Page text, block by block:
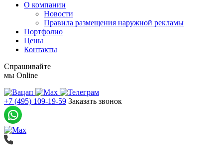
О компании
Новости
Правила размещения наружной рекламы
Портфолио
Цены
Контакты
Спрашивайте
мы Online
+7 (495) 109-19-59 Заказать звонок